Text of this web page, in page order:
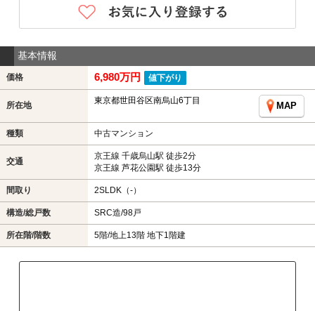
基本情報
価格 6,980万円 値下がり
所在地 東京都世田谷区南烏山6丁目
MAP
種類 中古マンション
交通
京王線 千歳烏山駅 徒歩2分
京王線 芦花公園駅 徒歩13分
間取り 2SLDK（-）
構造/総戸数 SRC造/98戸
所在階/階数 5階/地上13階 地下1階建